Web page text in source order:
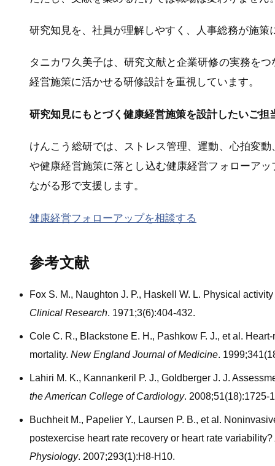
研究知見を、社員が理解しやすく、人事総務が施
タニカワ久美子は、研究文献と企業研修の実務を
経営施策に活かせる研修設計を重視しています。
研究知見にもとづく健康経営施策を設計したいご担
けんこう総研では、ストレス管理、運動、心拍変
や健康経営施策に落とし込む健康経営フォローア
ながる形で支援します。
健康経営フォローアップを相談する
参考文献
Fox S. M., Naughton J. P., Haskell W. L. Physical
Clinical Research. 1971;3(6):404-432.
Cole C. R., Blackstone E. H., Pashkow F. J., et al.
mortality. New England Journal of Medicine.
Lahiri M. K., Kannankeril P. J., Goldberger J. J.
the American College of Cardiology. 2008;51(18):1725-
Buchheit M., Papelier Y., Laursen P. B., et al.
postexercise heart rate recovery or heart rate variability?
Physiology. 2007;293(1):H8-H10.